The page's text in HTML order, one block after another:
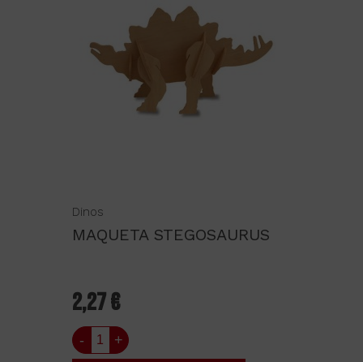
Dinos
MAQUETA STEGOSAURUS
2,27 €
- +